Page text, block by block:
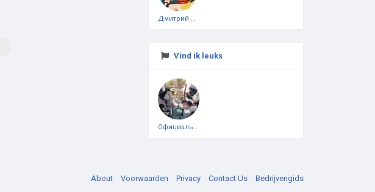
Дмитрий Чеботарёв
Vind ik leuks
Официальная тестовая страница
About Voorwaarden Privacy Contact Us Bedrijvengids